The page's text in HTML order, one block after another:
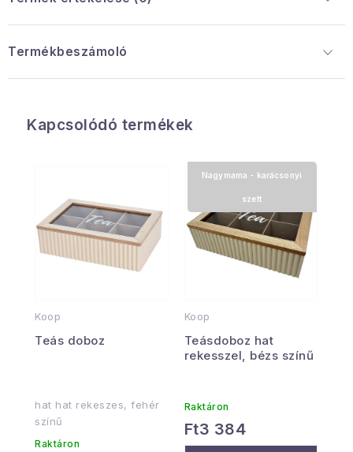
Termékbeszámoló
Kapcsolódó termékek
Koop
Teás doboz
hat hat rekeszes, fehér
színű
Raktáron
Koop
Teásdoboz hat
rekesszel, bézs színű
Nagymama - karácsonyi
szett
Raktáron
Ft3 384